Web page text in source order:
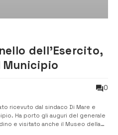
dell’Esercito,
0
ricevuto dal sindaco Di Mare e
Ha porto gli auguri del generale
e visitato anche il Museo della